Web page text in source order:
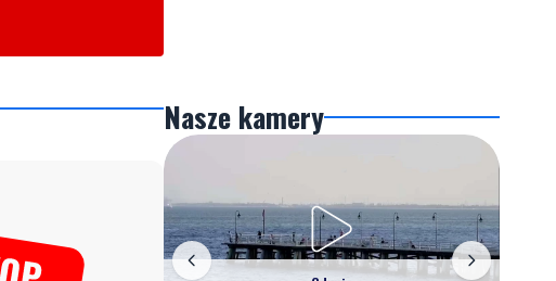
Nasze kamery